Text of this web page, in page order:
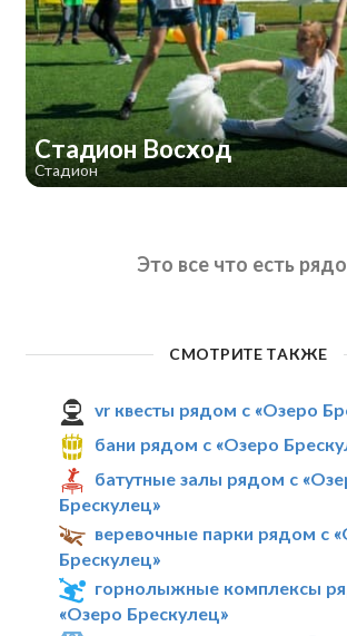
Стадион Восход
Стадион
Это все что есть
СМОТРИТЕ ТАКЖЕ
vr квесты рядом с «Озеро
бани рядом с «Озеро
батутные залы рядом с
Брескулец»
веревочные парки рядом с
Брескулец»
горнолыжные комплексы
«Озеро Брескулец»